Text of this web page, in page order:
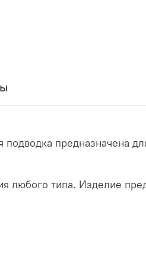
предназначена
любого типа. Изделие